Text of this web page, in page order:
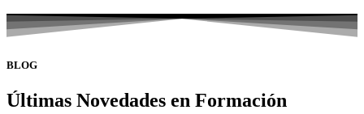
BLOG
Últimas Novedades en Formación